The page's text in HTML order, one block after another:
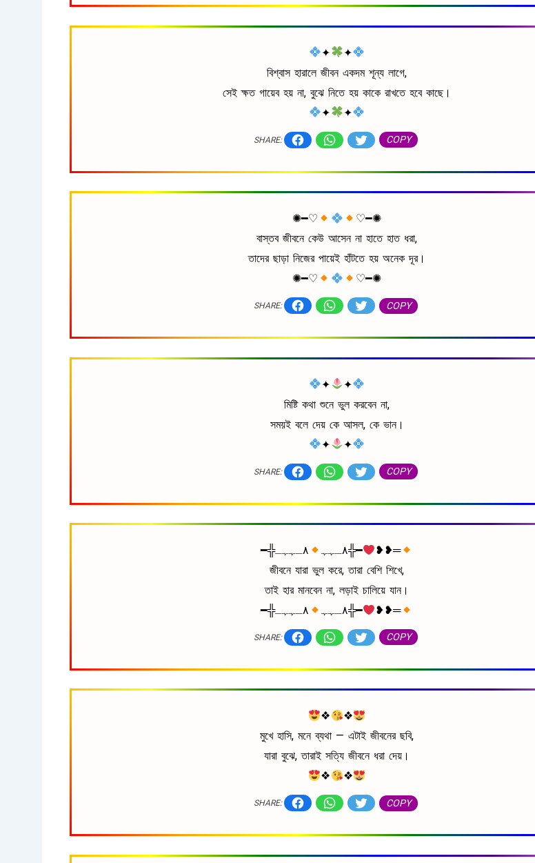
✦
✦
বিশ্বাস হারালে জীবন একদম শূন্য লাগে,
সেই ক্ষত গায়েব হয় না, বুঝে নিতে হয় কাকে রাখতে হবে কাছে।
✦
✦
SHARE: COPY
✺━♡
♡━✺
বাস্তব জীবনে কেউ আসেন না হাতে হাত ধরা,
তাদের ছাড়া নিজের পায়েই হাঁটতে হয় অনেক দূর।
✺━♡
♡━✺
SHARE: COPY
✦
✦
মিষ্টি কথা শুনে ভুল করবেন না,
সময়ই বলে দেয় কে আসল, কে ভান।
✦
✦
SHARE: COPY
━╬٨ـﮩﮩ٨ـﮩﮩـ╬━
❥❥═
জীবনে যারা ভুল করে, তারা বেশি শিখে,
তাই হার মানবেন না, লড়াই চালিয়ে যান।
━╬٨ـﮩﮩ٨ـﮩﮩـ╬━ ❥❥═
SHARE: COPY
❖
❖
মুখে হাসি, মনে ব্যথা — এটাই জীবনের ছবি,
যারা বুঝে, তারাই সত্যি জীবনে ধরা দেয়।
❖
❖
SHARE: COPY